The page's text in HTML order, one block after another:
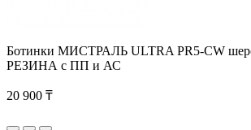
Ботинки МИСТРАЛЬ ULTRA PR5-CW
РЕЗИНА с ПП и АС
20 900 ₸